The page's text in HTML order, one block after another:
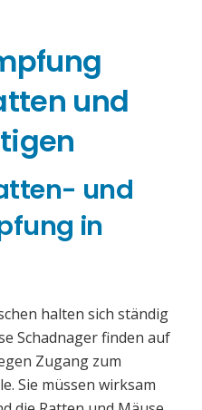
und
und
in
halten sich ständig
Schadnager finden auf
Zugang zum
Sie müssen wirksam